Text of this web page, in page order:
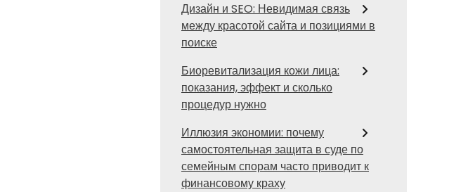
Дизайн и SEO: Невидимая связь
между красотой сайта и позициями в
поиске
Биоревитализация кожи лица:
показания, эффект и сколько
процедур нужно
Иллюзия экономии: почему
самостоятельная защита в суде по
семейным спорам часто приводит к
финансовому краху